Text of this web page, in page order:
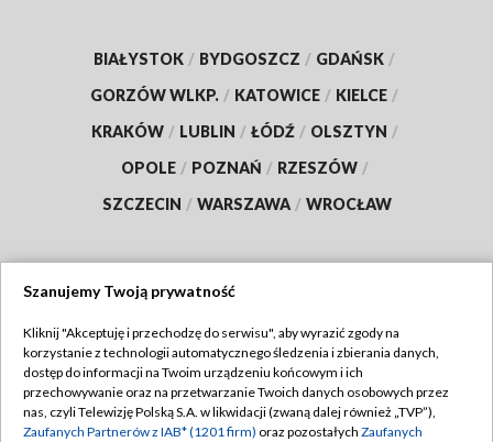
BIAŁYSTOK / BYDGOSZCZ / GDAŃSK /
GORZÓW WLKP. / KATOWICE / KIELCE /
KRAKÓW / LUBLIN / ŁÓDŹ / OLSZTYN /
OPOLE / POZNAŃ / RZESZÓW /
SZCZECIN / WARSZAWA / WROCŁAW
TVP
Abonament TVP
Emisja w TVP
Regulamin TVP
Polityka prywatności
Szanujemy Twoją prywatność
Kliknij "Akceptuję i przechodzę do serwisu", aby wyrazić zgody na
korzystanie z technologii automatycznego śledzenia i zbierania danych,
dostęp do informacji na Twoim urządzeniu końcowym i ich
przechowywanie oraz na przetwarzanie Twoich danych osobowych przez
nas, czyli Telewizję Polską S.A. w likwidacji (zwaną dalej również „TVP”),
Zaufanych Partnerów z IAB* (1201 firm) oraz pozostałych Zaufanych